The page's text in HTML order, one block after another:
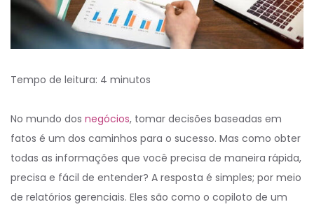
Tempo de leitura: 4 minutos
No mundo dos negócios, tomar decisões baseadas em
fatos é um dos caminhos para o sucesso. Mas como obter
todas as informações que você precisa de maneira rápida,
precisa e fácil de entender? A resposta é simples; por meio
de relatórios gerenciais. Eles são como o copiloto de um